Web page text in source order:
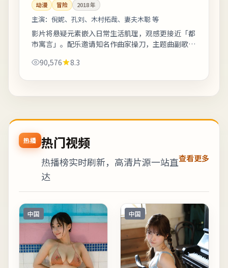
动漫 冒险 2018年
主演： 倪妮、孔刘、木村拓哉、妻夫木聪 等
影片将悬疑元素嵌入日常生活肌理，观感更接近「都
市寓言」。配乐邀请知名作曲家操刀，主题曲副歌与
片的地域符号与文化语境值得关注。《海上...
90,576 8.3
热播 热门视频
热播榜实时刷新，高清片源一站直
达
查看更多
中国 中国